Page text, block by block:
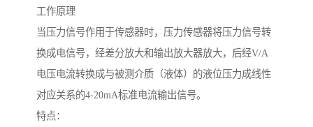
工作原理
当压力信号作用于传感器时，压力传感器将压力信号转
换成电信号，经差分放大和输出放大器放大，后经V/A
电压电流转换成与被测介质（液体）的液位压力成线性
对应关系的4-20mA标准电流输出信号。
特点：